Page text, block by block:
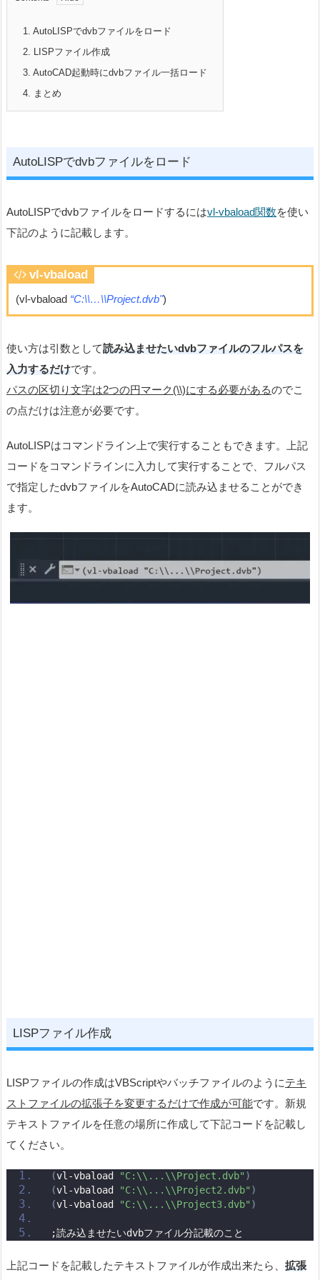
1.
AutoLISPでdvbファイルをロード
2.
LISPファイル作成
3. AutoCAD起動時にdvbファイル一括ロード
4.
まとめ
AutoLISPでdvbファイルをロード
AutoLISPでdvbファイルをロードするにはvl-vbaload関数を使い
下記のように記載します。
vl-vbaload
(vl-vbaload “C:\\…\\Project.dvb")
使い方は引数として読み込ませたいdvbファイルのフルパスを
入力するだけです。
パスの区切り文字は2つの円マーク(\\)にする必要があるのでこ
の点だけは注意が必要です。
AutoLISPはコマンドライン上で実行することもできます。上記
コードをコマンドラインに入力して実行することで、フルパス
で指定したdvbファイルをAutoCADに読み込ませることができ
ます。
LISPファイル作成
LISPファイルの作成はVBScriptやバッチファイルのようにテキ
ストファイルの拡張子を変更するだけで作成が可能です。新規
テキストファイルを任意の場所に作成して下記コードを記載し
てください。
(vl-vbaload "C:\\...\\Project.dvb" )
(vl-vbaload "C:\\...\\Project2.dvb" )
(vl-vbaload "C:\\...\\Project3.dvb" )
;読み込ませたいdvbファイル分記載のこと
上記コードを記載したテキストファイルが作成出来たら、 拡張